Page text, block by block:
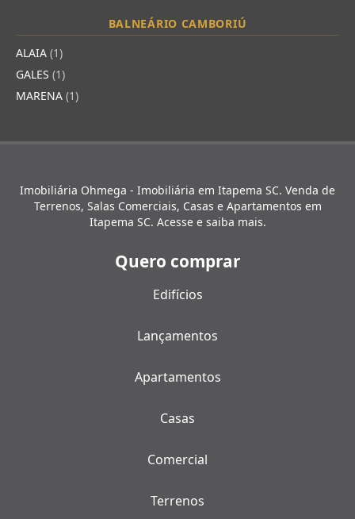
BALNEÁRIO CAMBORIÚ
ALAIA (1)
GALES (1)
MARENA (1)
Imobiliária Ohmega - Imobiliária em Itapema SC. Venda de
Terrenos, Salas Comerciais, Casas e Apartamentos em
Itapema SC. Acesse e saiba mais.
Quero comprar
Edifícios
Lançamentos
Apartamentos
Casas
Comercial
Terrenos